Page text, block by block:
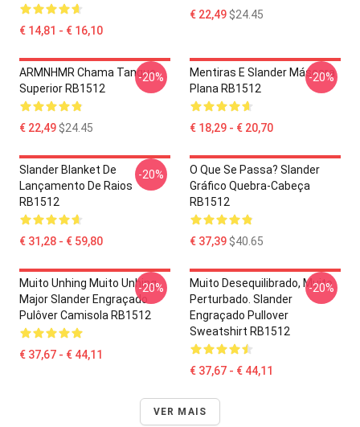
€ 14,81 - € 16,10
€ 22,49$24.45
ARMNHMR Chama Tanque
Superior RB1512
€ 22,49$24.45
-20%
Mentiras E Slander Máscara
Plana RB1512
€ 18,29 - € 20,70
-20%
Slander Blanket De
Lançamento De Raios
RB1512
€ 31,28 - € 59,80
-20%
O Que Se Passa? Slander
Gráfico Quebra-Cabeça
RB1512
€ 37,39$40.65
Muito Unhing Muito Unhing
Major Slander Engraçado
Pulôver Camisola RB1512
€ 37,67 - € 44,11
-20%
Muito Desequilibrado, Muito
Perturbado. Slander
Engraçado Pullover
Sweatshirt RB1512
€ 37,67 - € 44,11
-20%
VER MAIS